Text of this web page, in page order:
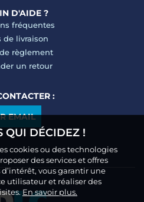
D'AIDE ?
fréquentes
de livraison
règlement
un retour
:
EMAIL
QUI DÉCIDEZ !
cookies ou des technologies
des services et offres
vous garantir une
utilisateur et réaliser des
En savoir plus.